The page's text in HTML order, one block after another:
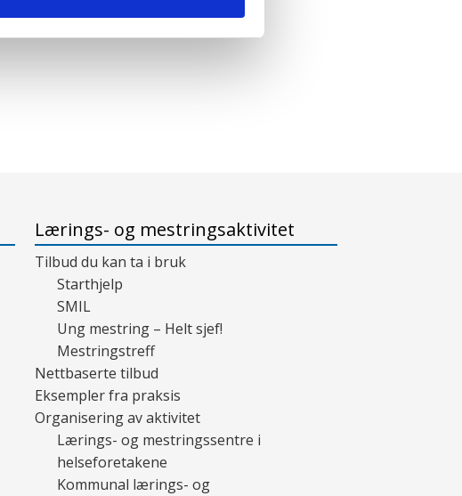
Lærings- og mestringsaktivitet
Tilbud du kan ta i bruk
Starthjelp
SMIL
Ung mestring – Helt sjef!
Mestringstreff
Nettbaserte tilbud
Eksempler fra praksis
Organisering av aktivitet
Lærings- og mestringssentre i
helseforetakene
Kommunal lærings- og